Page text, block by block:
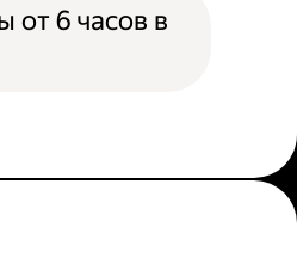
от 6 часов в